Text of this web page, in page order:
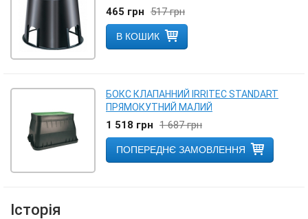
465 грн 517 грн
В КОШИК
БОКС КЛАПАННИЙ IRRITEC STANDART
ПРЯМОКУТНИЙ МАЛИЙ
1 518 грн 1 687 грн
ПОПЕРЕДНЄ ЗАМОВЛЕННЯ
Історія